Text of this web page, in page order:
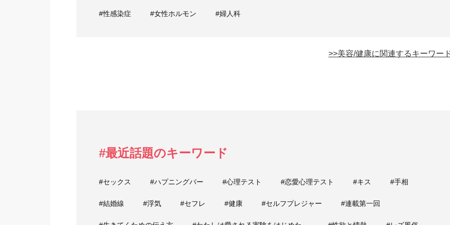
#性感染症 #女性ホルモン #婦人科
>>美容/健康に関連するキーワー
#最近話題のキーワード
#セックス #ハプニングバー #心理テスト #恋愛心理テスト #キス #手相
#結婚線 #浮気 #セフレ #健康 #セルフプレジャー #連載第一回